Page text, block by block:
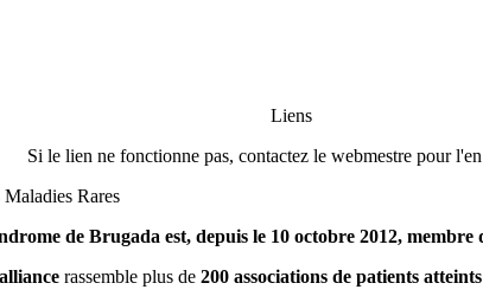
Liens
Si le lien ne fonctionne pas, contactez le webmestre pour
Rares
de Brugada est, depuis le 10 octobre 2012,
rassemble plus de 200 associations de patients